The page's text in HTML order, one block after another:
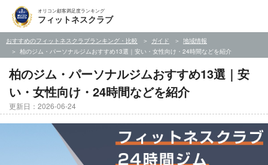
オリコン顧客満足度ランキング
フィットネスクラブ
おすすめのフィットネスクラブランキング・比較 ガイド
地域情報
柏のジム・パーソナルジムおすすめ13選｜安い・女性向け・24時間などを紹介
柏のジム・パーソナルジムおすすめ13選｜安
い・女性向け・24時間などを紹介
更新日：2026-06-24